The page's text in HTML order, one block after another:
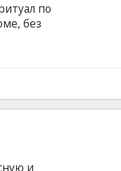
по
без
и